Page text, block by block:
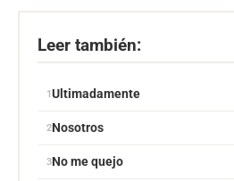
Leer también:
Ultimadamente
Nosotros
No me quejo